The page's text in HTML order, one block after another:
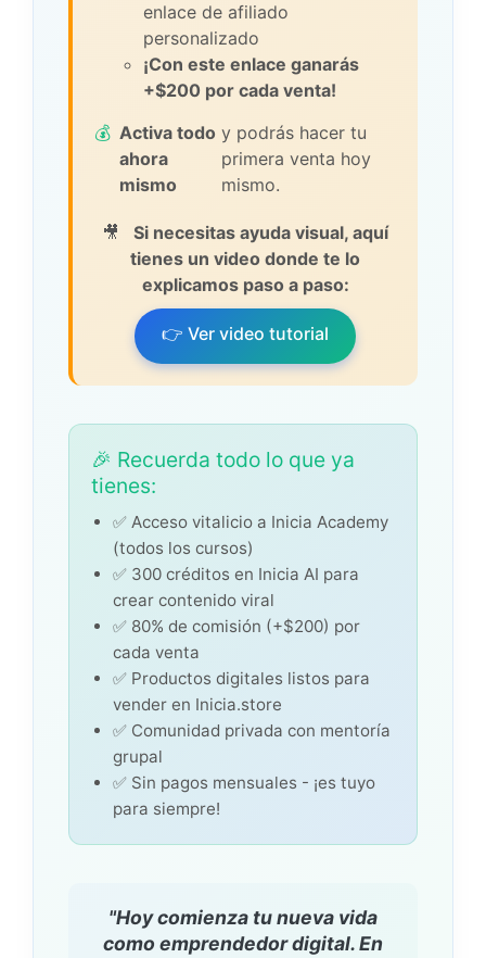
enlace de afiliado
personalizado
¡Con este enlace ganarás
+$200 por cada venta!
💰 Activa todo
ahora
mismo
y podrás hacer tu
primera venta hoy
mismo.
🎥
Si necesitas ayuda visual, aquí
tienes un video donde te lo
explicamos paso a paso:
👉 Ver video tutorial
🎉 Recuerda todo lo que ya
tienes:
✅ Acceso vitalicio a Inicia Academy
(todos los cursos)
✅ 300 créditos en Inicia AI para
crear contenido viral
✅ 80% de comisión (+$200) por
cada venta
✅ Productos digitales listos para
vender en Inicia.store
✅ Comunidad privada con mentoría
grupal
✅ Sin pagos mensuales - ¡es tuyo
para siempre!
"Hoy comienza tu nueva vida
como emprendedor digital. En